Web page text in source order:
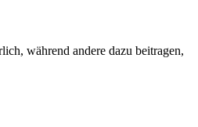
während andere dazu beitragen,